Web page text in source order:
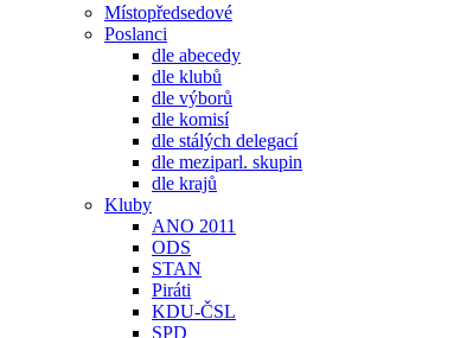
Místopředsedové
Poslanci
dle abecedy
dle klubů
dle výborů
dle komisí
dle stálých delegací
dle meziparl. skupin
dle krajů
Kluby
ANO 2011
ODS
STAN
Piráti
KDU-ČSL
SPD